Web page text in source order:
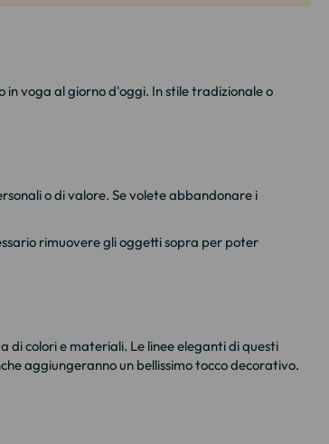
voga al giorno d'oggi. In stile tradizionale o
o di valore. Se volete abbandonare i
rimuovere gli oggetti sopra per poter
colori e materiali. Le linee eleganti di questi
aggiungeranno un bellissimo tocco decorativo.